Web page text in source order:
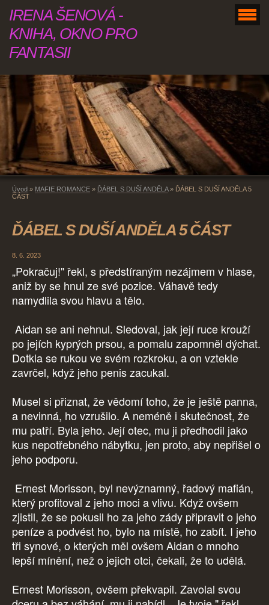
IRENA ŠENOVÁ -
KNIHA, OKNO PRO
FANTASII
Úvod » MAFIE ROMANCE » ĎÁBEL S DUŠÍ ANDĚLA» ĎÁBEL S DUŠÍ ANDĚLA 5
ČÁST
ĎÁBEL S DUŠÍ ANDĚLA 5 ČÁST
8. 6. 2023
„Pokračuj!" řekl, s předstíraným nezájmem v hlase,
aniž by se hnul ze své pozice. Váhavě tedy
namydlila svou hlavu a tělo.
Aidan se ani nehnul. Sledoval, jak její ruce krouží
po jejích kyprých prsou, a pomalu zapomněl dýchat.
Dotkla se rukou ve svém rozkroku, a on vztekle
zavrčel, když jeho penis zacukal.
Musel si přiznat, že vědomí toho, že je ještě panna,
a nevinná, ho vzrušilo. A neméně i skutečnost, že
mu patří. Byla jeho. Její otec, mu ji předhodil jako
kus nepotřebného nábytku, jen proto, aby nepřišel o
jeho podporu.
Ernest Morisson, byl nevýznamný, řadový mafián,
který profitoval z jeho moci a vlivu. Když ovšem
zjistil, že se pokusil ho za jeho zády připravit o jeho
peníze a podvést ho, bylo na místě, ho zabít. I jeho
tři synové, o kterých měl ovšem Aidan o mnoho
lepší mínění, než o jejich otci, čekali, že to udělá.
Ernest Morisson, ovšem překvapil. Zavolal svou